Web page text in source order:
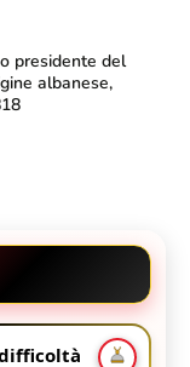
presidente del
albanese,